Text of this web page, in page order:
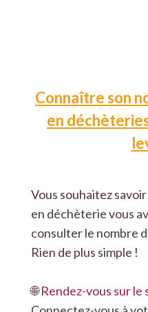
Connaître son
en
Vous souhaitez
en déchèterie vous
consulter le nombre
Rien de plus simple !
🌐Rendez-vous sur le